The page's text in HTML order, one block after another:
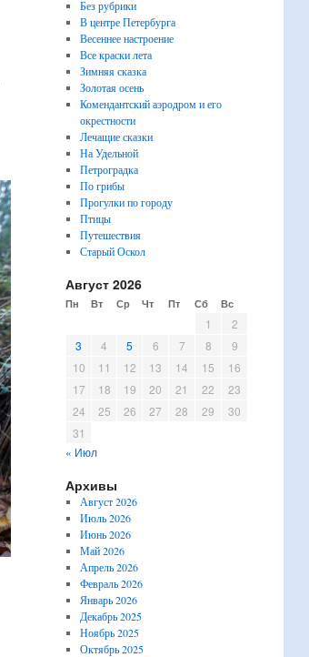
Без рубрики
В центре Петербурга
Весеннее настроение
Все краски лета
Зимняя сказка
Золотая осень
Комендантский аэродром и его
окрестности
Лечащие сказки
На Удельной
Петроградка
По грибы
Прогулки по городу
Птицы
Путешествия
Старый Оскол
Август 2026
Пн Вт Ср Чт Пт Сб Вс
« Июл
1
2
3
4 5 6 7 8
9
10
11 12 13 14 15
16
17
18 19 20 21 22
23
24
25 26 27 28 29
30
31
Архивы
Август 2026
Июль 2026
Июнь 2026
Май 2026
Апрель 2026
Февраль 2026
Январь 2026
Декабрь 2025
Ноябрь 2025
Октябрь 2025